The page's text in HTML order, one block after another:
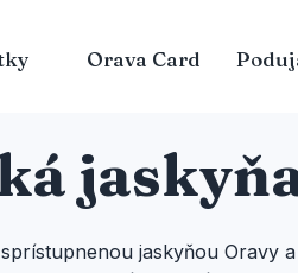
Orava Card
jaskyňou Oravy